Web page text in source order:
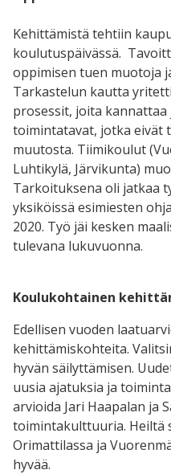
Kehittämistä tehtiin
koulutuspäivässä.
oppimisen tuen muotoja
Tarkastelun kautta
prosessit, joita kannattaa
toimintatavat, jotka eivät
muutosta. Tiimikoulut
Luhtikylä, Järvikunta)
Tarkoituksena oli jatkaa
yksiköissä esimiesten
2020. Työ jäi kesken
tulevana lukuvuonna.
Koulukohtainen
Edellisen vuoden
kehittämiskohteita.
hyvän säilyttämisen.
uusia ajatuksia ja
arvioida Jari Haapalan ja
toimintakulttuuria. Heiltä
Orimattilassa ja
hyvää.